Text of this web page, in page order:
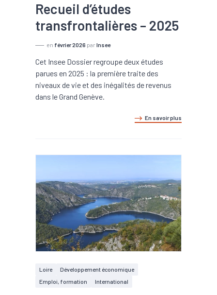
Recueil d’études
transfrontalières – 2025
en février 2026 par Insee
Cet Insee Dossier regroupe deux études
parues en 2025 : la première traite des
niveaux de vie et des inégalités de revenus
dans le Grand Genève.
En savoir plus
Loire
Développement économique
Emploi, formation
International